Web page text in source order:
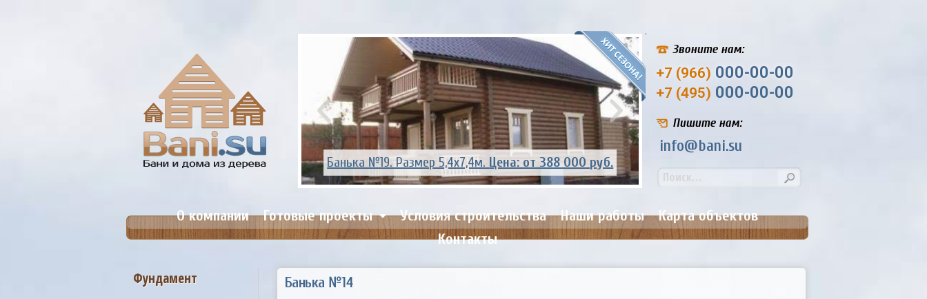
№19. Размер 5,4х7,4м.Цена: от 388 000 руб. Банька №14. Размер 5,4х6,0м. Цена: от 299 000 руб.
Звоните нам:
+7 (966) 000-00-00
+7 (495) 000-00-00
Пишите нам:
info@bani.su
О компании Готовые проекты Условия строительства Наши работы
Карта объектов
Контакты
Фундамент
Банька №14